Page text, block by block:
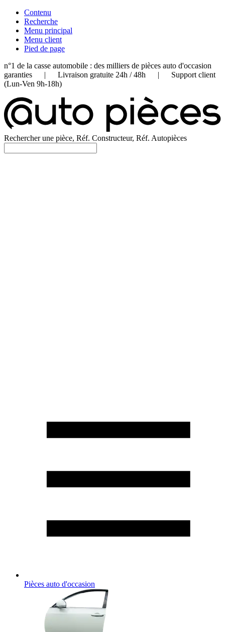
Contenu
Recherche
Menu principal
Menu client
Pied de page
n°1 de la casse automobile : des milliers de pièces auto d'occasion
garanties | Livraison gratuite 24h / 48h | Support client
(Lun-Ven 9h-18h)
Rechercher une pièce, Réf. Constructeur, Réf. Autopièces
Pièces auto d'occasion